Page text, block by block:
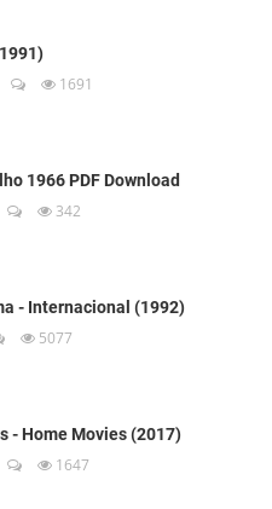
1691
1966 PDF Download
342
- Internacional (1992)
5077
- Home Movies (2017)
1647